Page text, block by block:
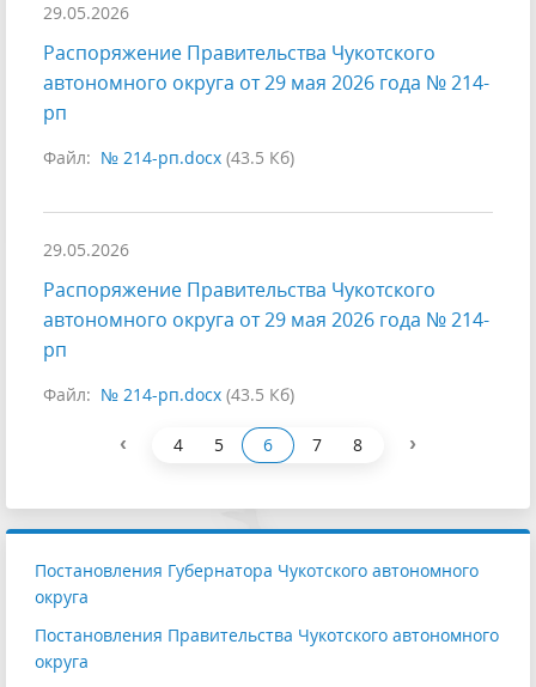
29.05.2026
Распоряжение Правительства Чукотского
автономного округа от 29 мая 2026 года № 214-
рп
Файл: № 214-рп.docx (43.5 Кб)
29.05.2026
Распоряжение Правительства Чукотского
автономного округа от 29 мая 2026 года № 214-
рп
Файл: № 214-рп.docx (43.5 Кб)
‹ 4 5 6 7 8 ›
Постановления Губернатора Чукотского автономного
округа
Постановления Правительства Чукотского автономного
округа